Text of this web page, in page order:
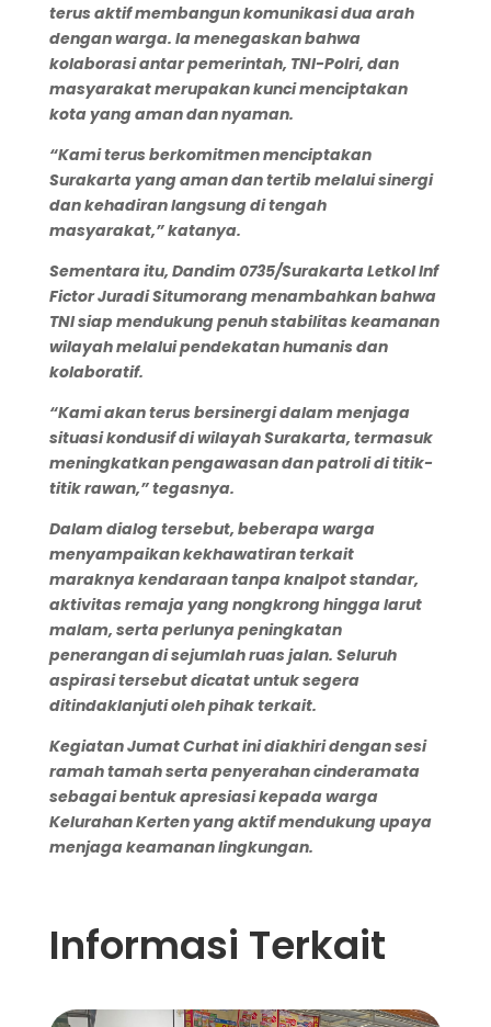
terus aktif membangun komunikasi dua arah
dengan warga. Ia menegaskan bahwa
kolaborasi antar pemerintah, TNI-Polri, dan
masyarakat merupakan kunci menciptakan
kota yang aman dan nyaman.
“Kami terus berkomitmen menciptakan
Surakarta yang aman dan tertib melalui sinergi
dan kehadiran langsung di tengah
masyarakat,” katanya.
Sementara itu, Dandim 0735/Surakarta Letkol Inf
Fictor Juradi Situmorangmenambahkan bahwa
TNI siap mendukung penuh stabilitas keamanan
wilayah melalui pendekatan humanis dan
kolaboratif.
“Kami akan terus bersinergi dalam menjaga
situasi kondusif di wilayah Surakarta, termasuk
meningkatkan pengawasan dan patroli di titik-
titik rawan,” tegasnya.
Dalam dialog tersebut, beberapa warga
menyampaikan kekhawatiran terkait
maraknya kendaraan tanpa knalpot standar,
aktivitas remaja yang nongkrong hingga larut
malam, serta perlunya peningkatan
penerangan di sejumlah ruas jalan. Seluruh
aspirasi tersebut dicatat untuk segera
ditindaklanjuti oleh pihak terkait.
Kegiatan Jumat Curhat ini diakhiri dengan sesi
ramah tamah serta penyerahan cinderamata
sebagai bentuk apresiasi kepada warga
Kelurahan Kerten yang aktif mendukung upaya
menjaga keamanan lingkungan.
Informasi Terkait